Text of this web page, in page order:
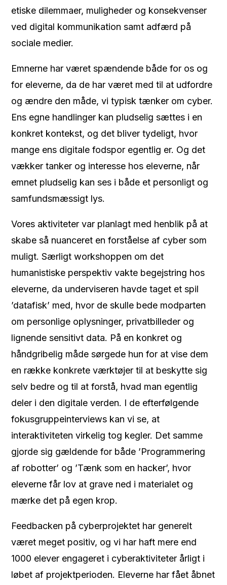
etiske dilemmaer, muligheder og konsekvenser
ved digital kommunikation samt adfærd på
sociale medier.
Emnerne har været spændende både for os og
for eleverne, da de har været med til at udfordre
og ændre den måde, vi typisk tænker om cyber.
Ens egne handlinger kan pludselig sættes i en
konkret kontekst, og det bliver tydeligt, hvor
mange ens digitale fodspor egentlig er. Og det
vækker tanker og interesse hos eleverne, når
emnet pludselig kan ses i både et personligt og
samfundsmæssigt lys.
Vores aktiviteter var planlagt med henblik på at
skabe så nuanceret en forståelse af cyber som
muligt. Særligt workshoppen om det
humanistiske perspektiv vakte begejstring hos
eleverne, da underviseren havde taget et spil
’datafisk’ med, hvor de skulle bede modparten
om personlige oplysninger, privatbilleder og
lignende sensitivt data. På en konkret og
håndgribelig måde sørgede hun for at vise dem
en række konkrete værktøjer til at beskytte sig
selv bedre og til at forstå, hvad man egentlig
deler i den digitale verden. I de efterfølgende
fokusgruppeinterviews kan vi se, at
interaktiviteten virkelig tog kegler. Det samme
gjorde sig gældende for både ’Programmering
af robotter’ og ’Tænk som en hacker’, hvor
eleverne får lov at grave ned i materialet og
mærke det på egen krop.
Feedbacken på cyberprojektet har generelt
været meget positiv, og vi har haft mere end
1000 elever engageret i cyberaktiviteter årligt i
løbet af projektperioden. Eleverne har fået åbnet